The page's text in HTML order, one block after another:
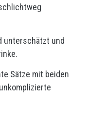
unterschätzt und
Sätze mit beiden